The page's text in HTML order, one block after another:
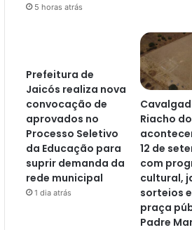
5 horas atrás
Prefeitura de
Jaicós realiza nova
convocação de
aprovados no
Processo Seletivo
da Educação para
suprir demanda da
rede municipal
1 dia atrás
Riacho
12 de
com
cultural,
sorteios
praça
Padre